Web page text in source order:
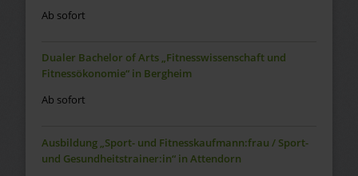
Ab sofort
Dualer Bachelor of Arts „Fitnesswissenschaft und
Fitnessökonomie“ in Bergheim
Ab sofort
Ausbildung „Sport- und Fitnesskaufmann:frau / Sport-
und Gesundheitstrainer:in“ in Attendorn